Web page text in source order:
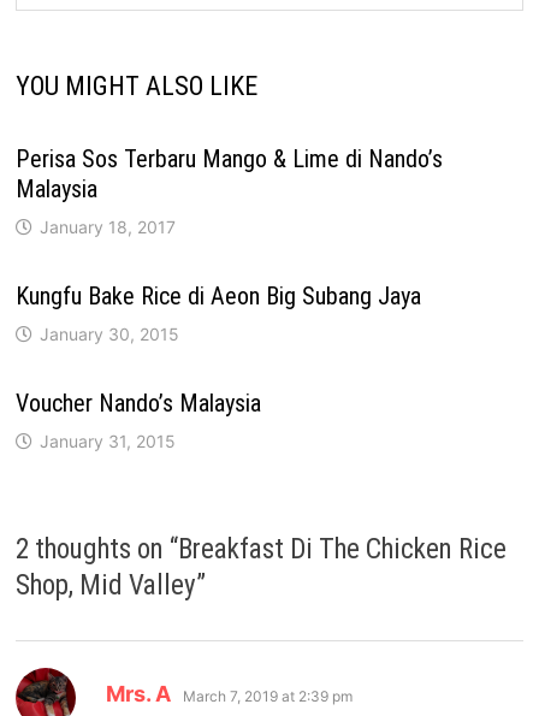
YOU MIGHT ALSO LIKE
Perisa Sos Terbaru Mango & Lime di Nando’s
Malaysia
January 18, 2017
Kungfu Bake Rice di Aeon Big Subang Jaya
January 30, 2015
Voucher Nando’s Malaysia
January 31, 2015
2 thoughts on “Breakfast Di The Chicken Rice
Shop, Mid Valley”
Mrs. A says:
March 7, 2019 at 2:39 pm